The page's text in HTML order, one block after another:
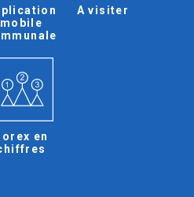
mobile
A visiter
en